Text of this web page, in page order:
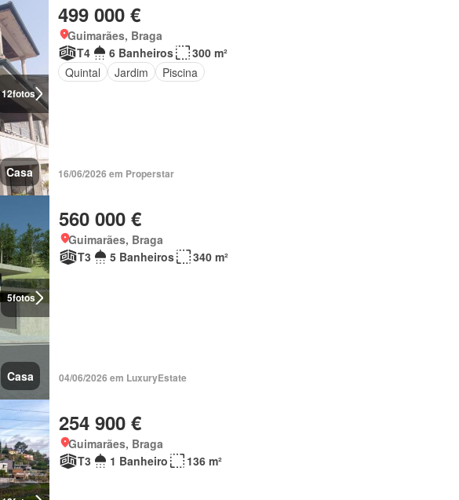
12fotos
Casa
499 000 €
Guimarães, Braga
T4
6 Banheiros
300 m²
Quintal
Jardim Piscina
16/06/2026 em Properstar
5fotos
Casa
560 000 €
Guimarães, Braga
T3
5 Banheiros 340 m²
04/06/2026 em LuxuryEstate
254 900 €
Guimarães, Braga
T3
1 Banheiro 136 m²